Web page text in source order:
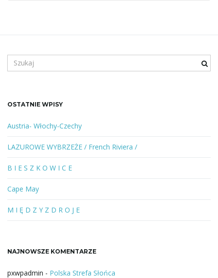
z
a
e
s
ł
o
w
o
l
u
b
f
z
OSTATNIE WPISY
Austria- Włochy-Czechy
LAZUROWE WYBRZEŻE / French Riviera /
B I E S Z K O W I C E
Cape May
M I Ę D Z Y Z D R O J E
NAJNOWSZE KOMENTARZE
pxwpadmin - Polska Strefa Słońca